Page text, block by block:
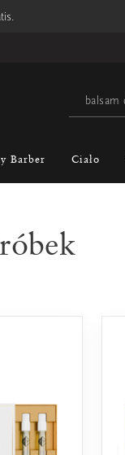
Barber Ciało